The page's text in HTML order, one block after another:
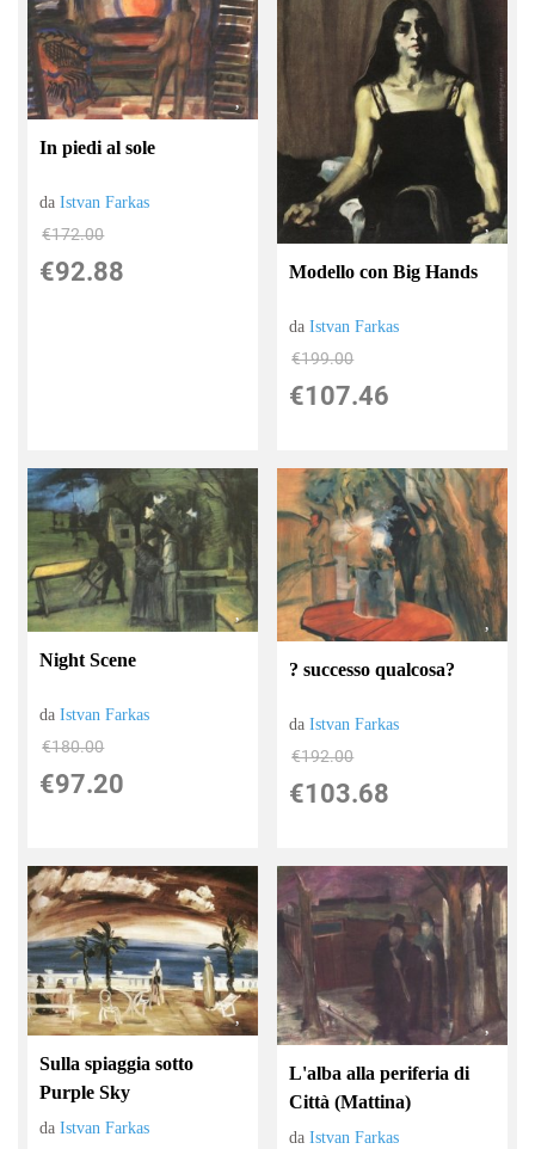
In piedi al sole
daIstvan Farkas
€172.00
€92.88 Modello con Big Hands
daIstvan Farkas
€199.00
€107.46
Night Scene
daIstvan Farkas
€180.00
€97.20
? successo qualcosa?
daIstvan Farkas
€192.00
€103.68
Sulla spiaggia sotto
Purple Sky
daIstvan Farkas
L'alba alla periferia di
Città (Mattina)
daIstvan Farkas